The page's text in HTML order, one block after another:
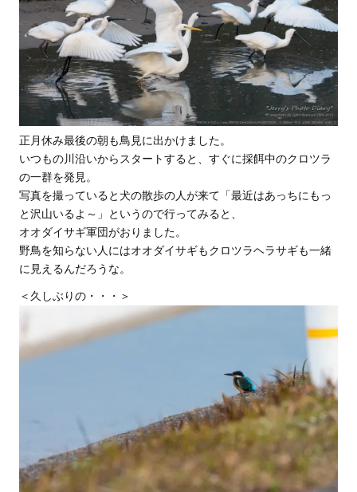
正月休み最後の朝も鳥見に出かけました。
いつもの川沿いからスタートすると、すぐに採餌中のクロツラ
の一群を発見。
写真を撮っていると犬の散歩の人が来て「最近はあっちにもっ
と沢山いるよ～」というので行ってみると、
オオダイサギ軍団がおりました。
野鳥を知らない人にはオオダイサギもクロツラヘラサギも一緒
に見えるんだろうな。
＜久しぶりの・・・＞